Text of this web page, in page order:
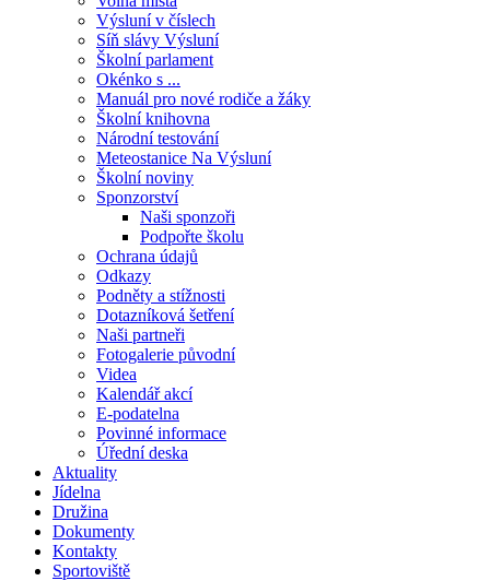
Výsluní v číslech
Síň slávy Výsluní
Školní parlament
Okénko s ...
Manuál pro nové rodiče a žáky
Školní knihovna
Národní testování
Meteostanice Na Výsluní
Školní noviny
Sponzorství
Naši sponzoři
Podpořte školu
Ochrana údajů
Odkazy
Podněty a stížnosti
Dotazníková šetření
Naši partneři
Fotogalerie původní
Videa
Kalendář akcí
E-podatelna
Povinné informace
Úřední deska
Aktuality
Jídelna
Družina
Dokumenty
Kontakty
Sportoviště